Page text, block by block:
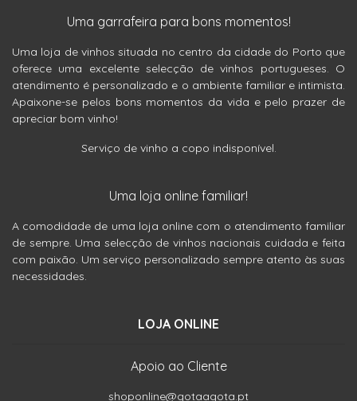
Uma garrafeira para bons momentos!
Uma loja de vinhos situada no centro da cidade do Porto que
oferece uma excelente selecção de vinhos portugueses. O
atendimento é personalizado e o ambiente familiar e intimista.
Apaixone-se pelos bons momentos da vida e pelo prazer de
apreciar bom vinho!
Serviço de vinho a copo indisponível.
Uma loja online familiar!
A comodidade de uma loja online com o atendimento familiar
de sempre. Uma selecção de vinhos nacionais cuidada e feita
com paixão. Um serviço personalizado sempre atento às suas
necessidades.
LOJA ONLINE
Apoio ao Cliente
shoponline@gotaagota.pt